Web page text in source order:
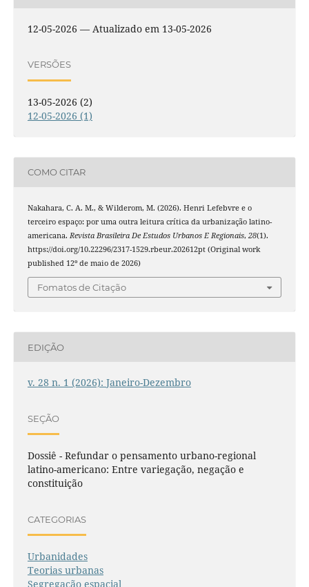
12-05-2026 — Atualizado em 13-05-2026
VERSÕES
13-05-2026 (2)
12-05-2026 (1)
COMO CITAR
Nakahara, C. A. M., & Wilderom, M. (2026). Henri Lefebvre e o
terceiro espaço: por uma outra leitura crítica da urbanização latino-
americana. Revista Brasileira De Estudos Urbanos E Regionais, 28(1).
https://doi.org/10.22296/2317-1529.rbeur.202612pt (Original work
published 12º de maio de 2026)
Fomatos de Citação
EDIÇÃO
v. 28 n. 1 (2026): Janeiro-Dezembro
SEÇÃO
Dossiê - Refundar o pensamento urbano-regional
latino-americano: Entre variegação, negação e
constituição
CATEGORIAS
Urbanidades
Teorias urbanas
Segregação espacial